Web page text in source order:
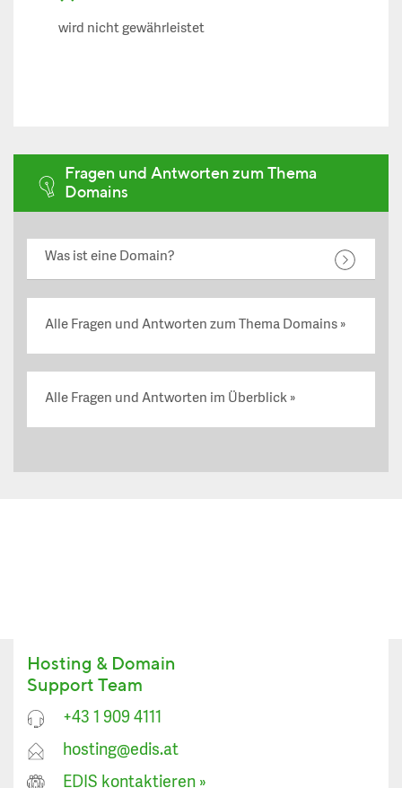
wird nicht gewährleistet
Fragen und Antworten zum Thema
Domains
Was ist eine Domain?
Alle Fragen und Antworten zum Thema Domains
Alle Fragen und Antworten im Überblick
Hosting & Domain
Support Team
+43 1 909 4111
hosting@edis.at
EDIS kontaktieren »